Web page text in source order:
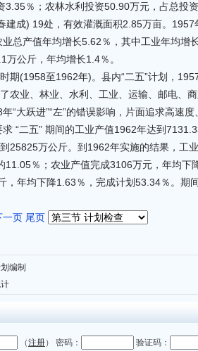
3.35％；农林水利投资50.90万元，占总投
建成) 19处，有效灌溉面积2.85万亩。
总产值年均增长5.62％，其中工业年均增
万公斤，年均增长1.4％。
期(1958至1962年)。县内“二五”计划，
农业、林业、水利、工业、运输、邮电、
“大跃进”“左”的错误影响，片面追求高速
“二五” 期间的工业产值1962年达到
25825万公斤。到1962年实施的结果，工
11.05％；农业产值完成3106万元，年均下
，年均下降1.63％，完成计划53.34％。期
一页 尾页
编制
（注册） 密码： 验证码：